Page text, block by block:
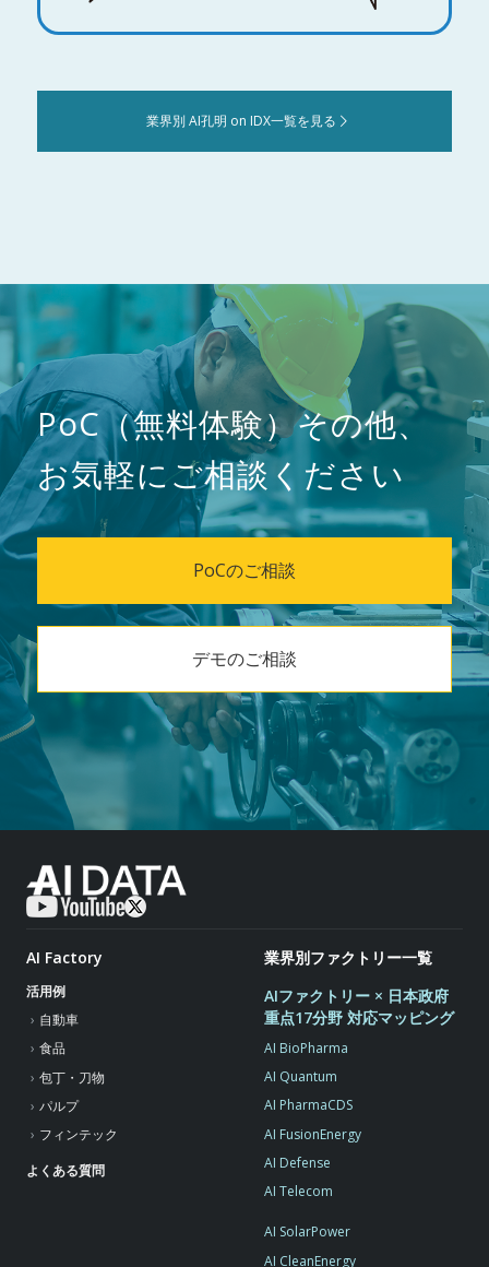
業界別 AI孔明 on IDX一覧を見る
PoC（無料体験）その他、
お気軽にご相談ください
PoCのご相談
デモのご相談
AI Factory
活用例
自動車
食品
包丁・刀物
パルプ
フィンテック
よくある質問
業界別ファクトリー一覧
AIファクトリー × 日本政府
重点17分野 対応マッピング
AI BioPharma
AI Quantum
AI PharmaCDS
AI FusionEnergy
AI Defense
AI Telecom
AI SolarPower
AI CleanEnergy